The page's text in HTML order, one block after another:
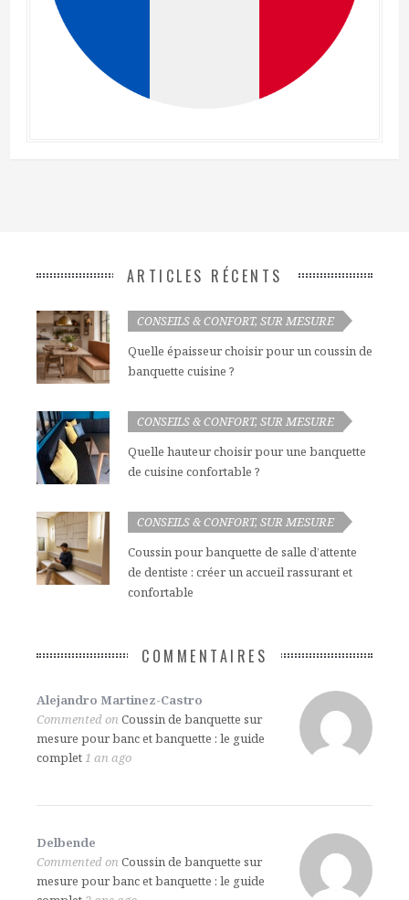
ARTICLES RÉCENTS
CONSEILS & CONFORT, SUR MESURE
Quelle épaisseur choisir pour un coussin de
banquette cuisine ?
CONSEILS & CONFORT, SUR MESURE
Quelle hauteur choisir pour une banquette
de cuisine confortable ?
CONSEILS & CONFORT, SUR MESURE
Coussin pour banquette de salle d’attente
de dentiste : créer un accueil rassurant et
confortable
COMMENTAIRES
Alejandro Martinez-Castro
Commented on Coussin de banquette sur
mesure pour banc et banquette : le guide
complet 1 an ago
Delbende
Commented on Coussin de banquette sur
mesure pour banc et banquette : le guide